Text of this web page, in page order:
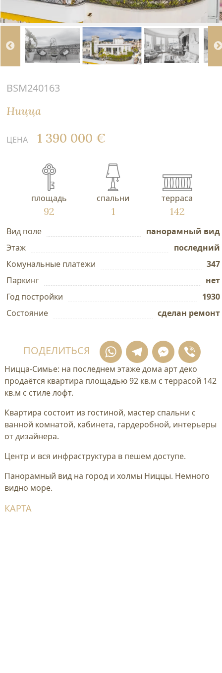
BSM240163
Ницца
ЦЕНА 1 390 000 €
площадь
92
спальни
1
терраса
142
Вид поле
панорамный вид
Этаж
последний
Комунальные платежи
347
Паркинг
нет
Год постройки
1930
Состояние
сделан ремонт
ПОДЕЛИТЬСЯ WhatsApp
Telegram
Ницца-Симье: на последнем этаже дома арт деко
продаётся квартира площадью 92 кв.м с террасой 142
кв.м с стиле лофт.
Квартира состоит из гостиной, мастер спальни с
ванной комнатой, кабинета, гардеробной, интерьеры
от дизайнера.
Центр и вся инфраструктура в пешем доступе.
Панорамный вид на город и холмы Ниццы. Немного
видно море.
КАРТА